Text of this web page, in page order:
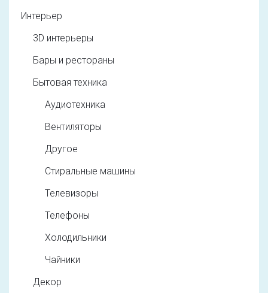
Интерьер
3D интерьеры
Бары и рестораны
Бытовая техника
Аудиотехника
Вентиляторы
Другое
Стиральные машины
Телевизоры
Телефоны
Холодильники
Чайники
Декор